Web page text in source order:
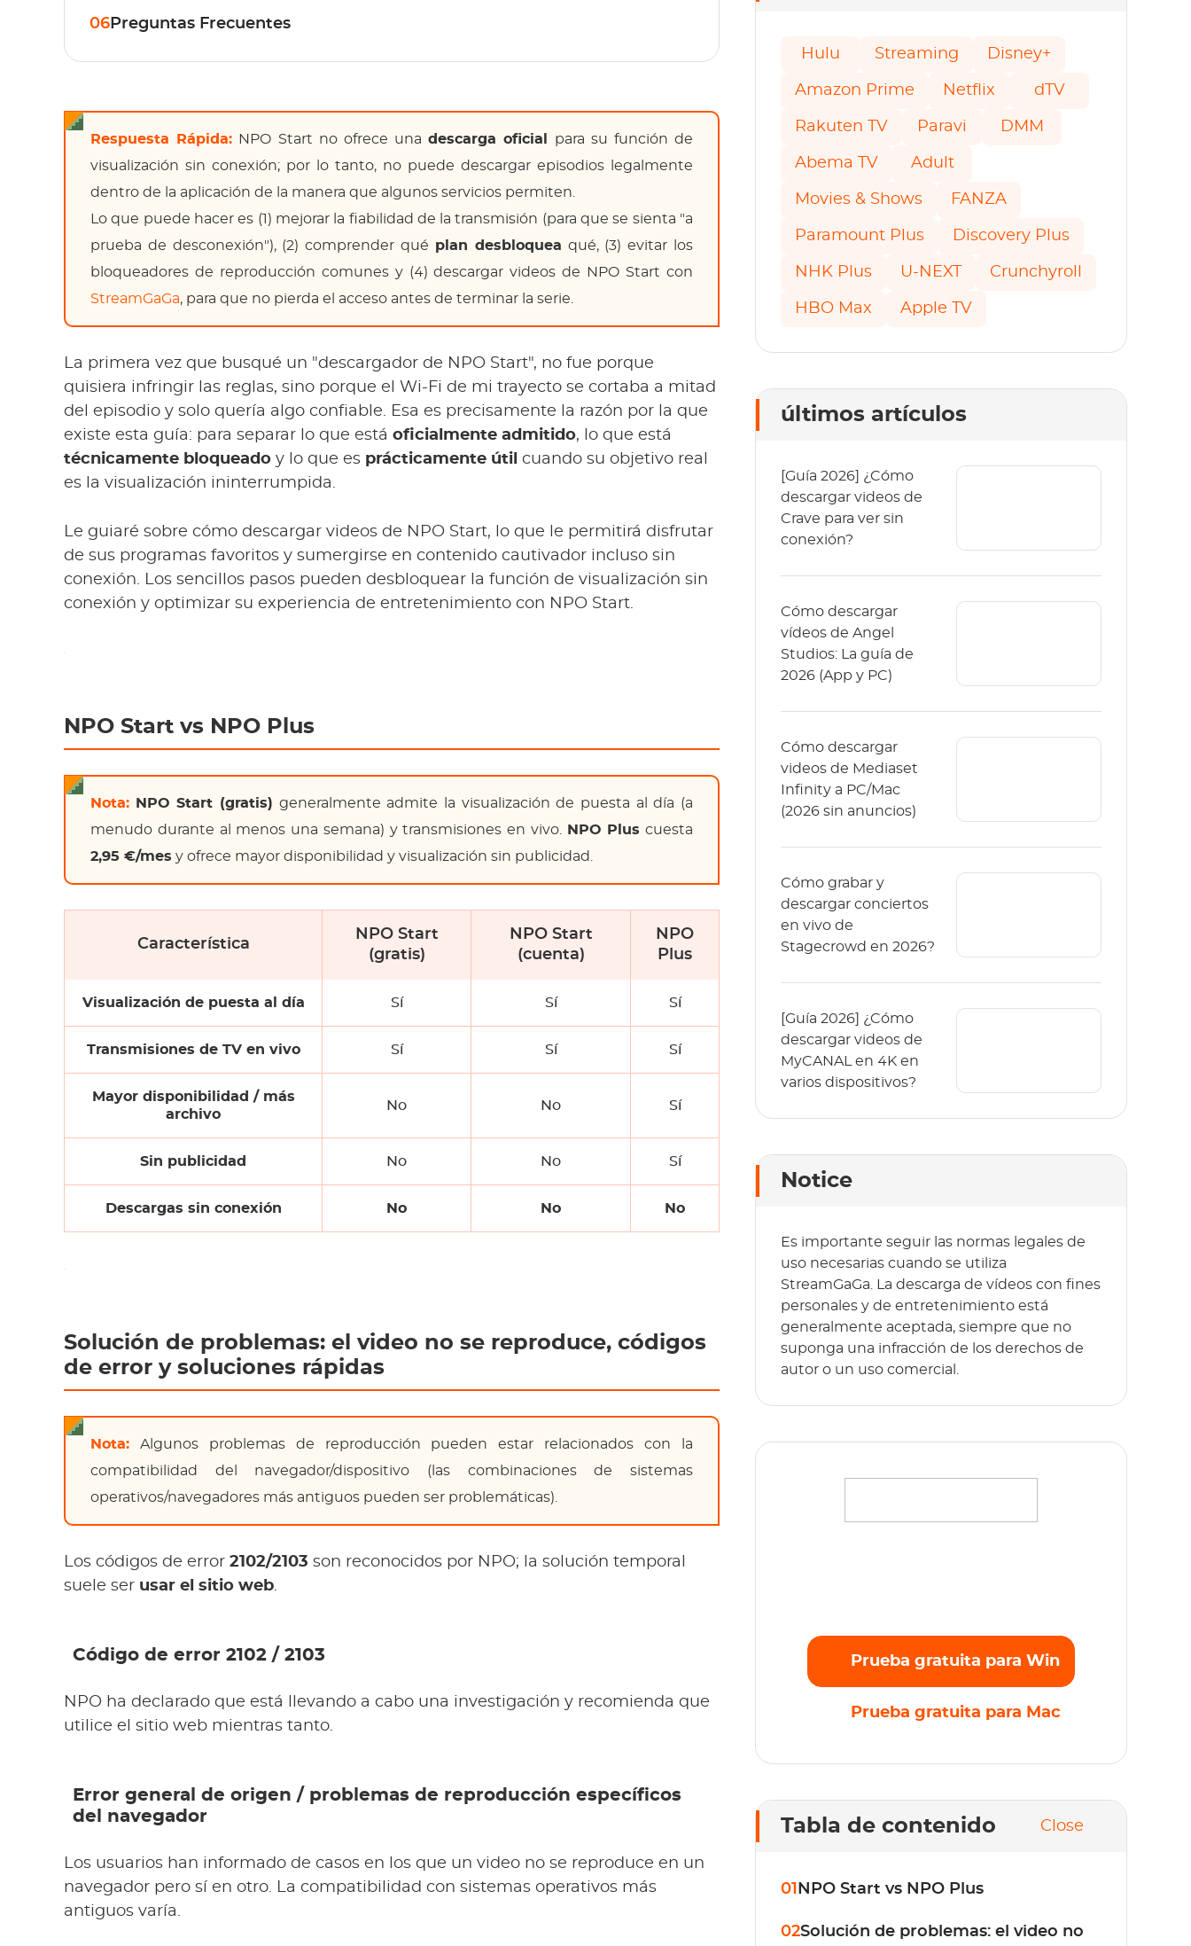
06 Preguntas Frecuentes
Respuesta Rápida: NPO Start no ofrece unadescarga oficial
para su función de
visualización sin conexión; por lo tanto, no puede descargar episodios legalmente
dentro de la aplicación de la manera que algunos servicios permiten.
Lo que puede hacer es (1) mejorar la fiabilidad de la transmisión (para que se sienta "a
prueba de desconexión"), (2) comprender qué plan desbloquea qué, (3) evitar los
bloqueadores de reproducción comunes y (4) descargar videos de NPO Start con
StreamGaGa, para que no pierda el acceso antes de terminar la serie.
La primera vez que busqué un "descargador de NPO Start", no fue porque
quisiera infringir las reglas, sino porque el Wi-Fi de mi trayecto se cortaba a mitad
del episodio y solo quería algo confiable. Esa es precisamente la razón por la que
existe esta guía: para separar lo que está oficialmente admitido, lo que está
técnicamente bloqueado y lo que es prácticamente útil
cuando su objetivo real
es la visualización ininterrumpida.
Le guiaré sobre cómo descargar videos de NPO Start, lo que le permitirá disfrutar
de sus programas favoritos y sumergirse en contenido cautivador incluso sin
conexión. Los sencillos pasos pueden desbloquear la función de visualización sin
conexión y optimizar su experiencia de entretenimiento con NPO Start.
NPO Start vs NPO Plus
Nota: NPO Start (gratis) generalmente admite la visualización de puesta al día (a
menudo durante al menos una semana) y transmisiones en vivo.
NPO Plus cuesta
2,95 €/mes y ofrece mayor disponibilidad y visualización sin publicidad.
Característica
NPO Start
(gratis)
NPO Start
(cuenta)
NPO
Plus
Visualización de puesta al día Sí Sí Sí
Transmisiones de TV en vivo Sí Sí Sí
Mayor disponibilidad / más
archivo
No No Sí
Sin publicidad No No Sí
Descargas sin conexión No No No
Solución de problemas: el video no se reproduce, códigos
de error y soluciones rápidas
Nota: Algunos problemas de reproducción pueden estar relacionados con la
compatibilidad del navegador/dispositivo (las combinaciones de sistemas
operativos/navegadores más antiguos pueden ser problemáticas).
Los códigos de error 2102/2103 son reconocidos por NPO; la solución temporal
suele ser usar el sitio web.
Código de error 2102 / 2103
NPO ha declarado que está llevando a cabo una investigación y recomienda que
utilice el sitio web mientras tanto.
Error general de origen / problemas de reproducción específicos
del navegador
Los usuarios han informado de casos en los que un video no se reproduce en un
navegador pero sí en otro. La compatibilidad con sistemas operativos más
antiguos varía.
Hulu Streaming Disney+
Amazon Prime Netflix dTV
Rakuten TV Paravi DMM
Abema TV Adult
Movies & Shows FANZA
Paramount Plus Discovery Plus
NHK Plus U-NEXT Crunchyroll
HBO Max Apple TV
últimos artículos
[Guía 2026] ¿Cómo
descargar videos de
Crave para ver sin
conexión?
Cómo descargar
vídeos de Angel
Studios: La guía de
2026 (App y PC)
Cómo descargar
videos de Mediaset
Infinity a PC/Mac
(2026 sin anuncios)
Cómo grabar y
descargar conciertos
en vivo de
Stagecrowd en 2026?
[Guía 2026] ¿Cómo
descargar videos de
MyCANAL en 4K en
varios dispositivos?
Notice
Es importante seguir las normas legales de
uso necesarias cuando se utiliza
StreamGaGa. La descarga de vídeos con fines
personales y de entretenimiento está
generalmente aceptada, siempre que no
suponga una infracción de los derechos de
autor o un uso comercial.
Prueba gratuita para Win
Prueba gratuita para Mac
Tabla de contenido Close
01 NPO Start vs NPO Plus
02Solución de problemas: el video no